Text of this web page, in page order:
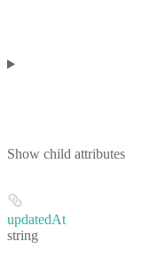
Show child attributes
updatedAt
string